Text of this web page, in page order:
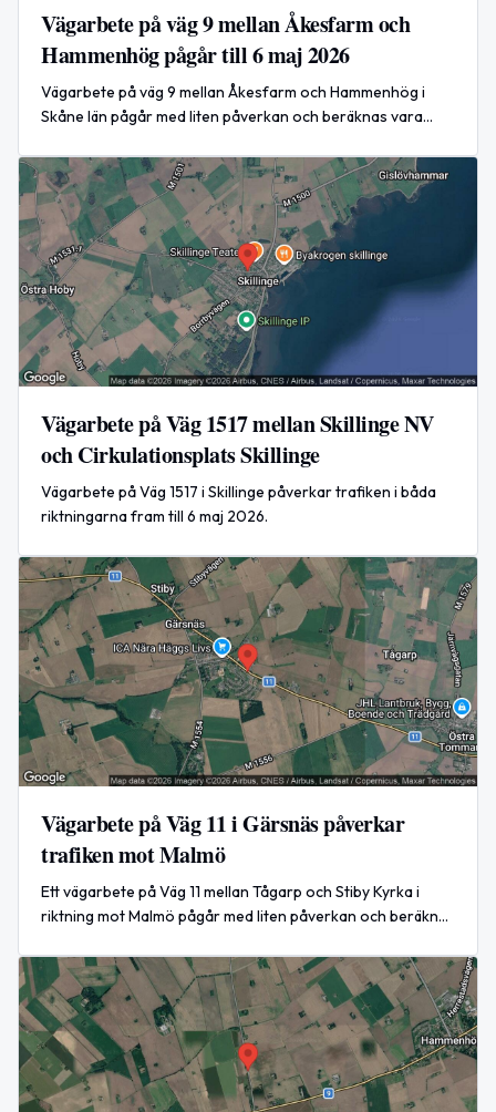
Vägarbete på väg 9 mellan Åkesfarm och
Hammenhög pågår till 6 maj 2026
Vägarbete på väg 9 mellan Åkesfarm och Hammenhög i
Skåne län pågår med liten påverkan och beräknas vara
Vägarbete på Väg 1517 mellan Skillinge NV
och Cirkulationsplats Skillinge
Vägarbete på Väg 1517 i Skillinge påverkar trafiken i båda
riktningarna fram till 6 maj 2026.
Vägarbete på Väg 11 i Gärsnäs påverkar
trafiken mot Malmö
Ett vägarbete på Väg 11 mellan Tågarp och Stiby Kyrka i
riktning mot Malmö pågår med liten påverkan och beräknas